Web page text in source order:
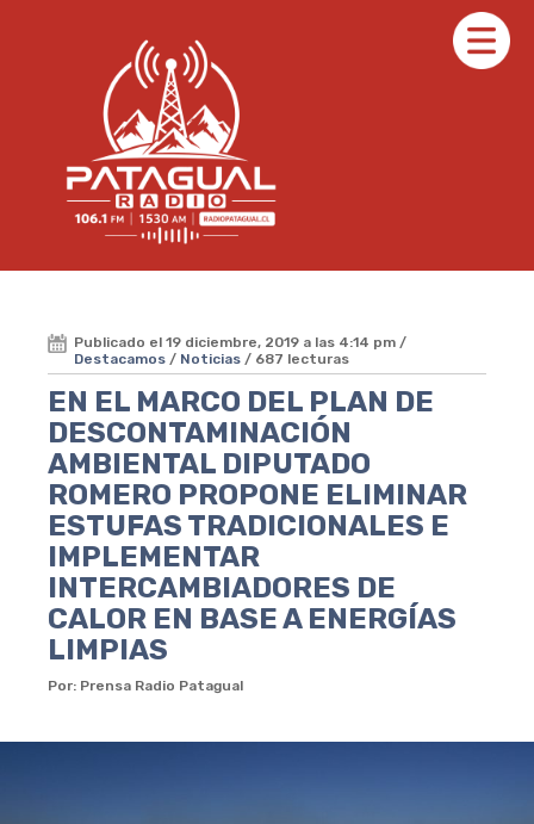
Publicado el 19 diciembre, 2019 a las 4:14 pm /
Destacamos / Noticias / 687 lecturas
EN EL MARCO DEL PLAN DE
DESCONTAMINACIÓN
AMBIENTAL DIPUTADO
ROMERO PROPONE ELIMINAR
ESTUFAS TRADICIONALES E
IMPLEMENTAR
INTERCAMBIADORES DE
CALOR EN BASE A ENERGÍAS
LIMPIAS
Por: Prensa Radio Patagual